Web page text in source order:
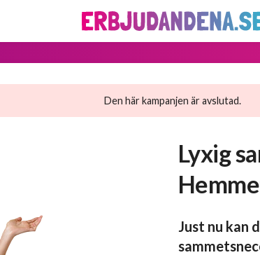
Den här kampanjen är avslutad.
Lyxig
Just nu kan